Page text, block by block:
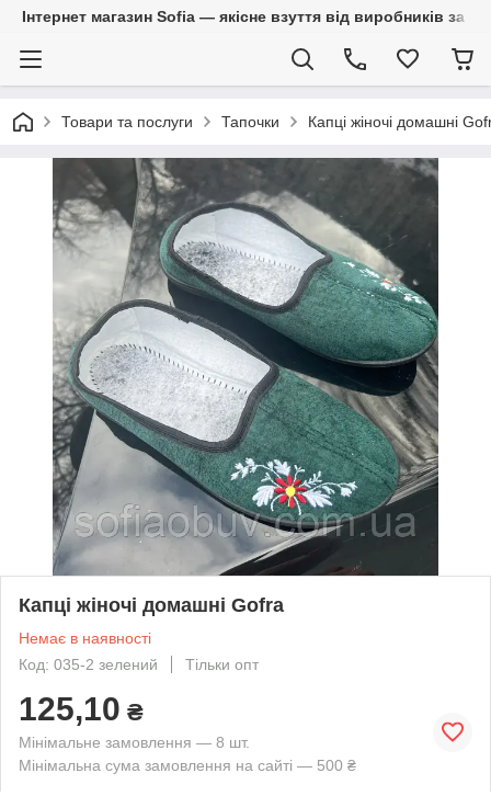
Інтернет магазин Sofia — якісне взуття від виробників за
Товари та послуги Тапочки Капці жіночі домашні
Капці жіночі домашні Gofra
Немає в наявності
Код: 035-2 зелений
Тільки опт
125,10 ₴
Мінімальне замовлення — 8 шт.
Мінімальна сума замовлення на сайті — 500 ₴